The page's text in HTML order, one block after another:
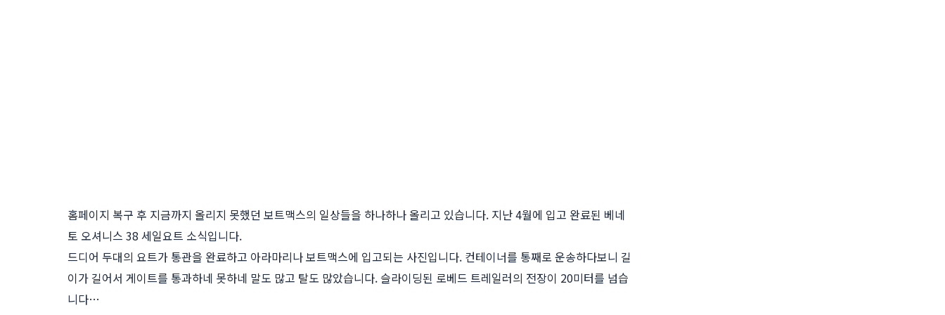
홈페이지 복구 후 지금까지 올리지 못했던 보트맥스의 일상들을 하나하나 올리고 있습니다. 지난 4월에 입고 완료된 베네
토 오셔니스 38 세일요트 소식입니다.
드디어 두대의 요트가 통관을 완료하고 아라마리나 보트맥스에 입고되는 사진입니다. 컨테이너를 통째로 운송하다보니 길
이가 길어서 게이트를 통과하네 못하네 말도 많고 탈도 많았습니다. 슬라이딩된 로베드 트레일러의 전장이 20미터를 넘습
니다…